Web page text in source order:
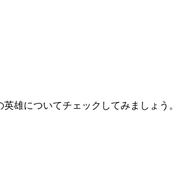
英雄についてチェックしてみましょう。